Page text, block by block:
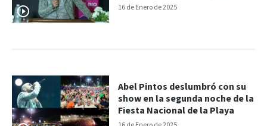
16 de Enero de 2025
Abel Pintos deslumbró con su
show en la segunda noche de la
Fiesta Nacional de la Playa